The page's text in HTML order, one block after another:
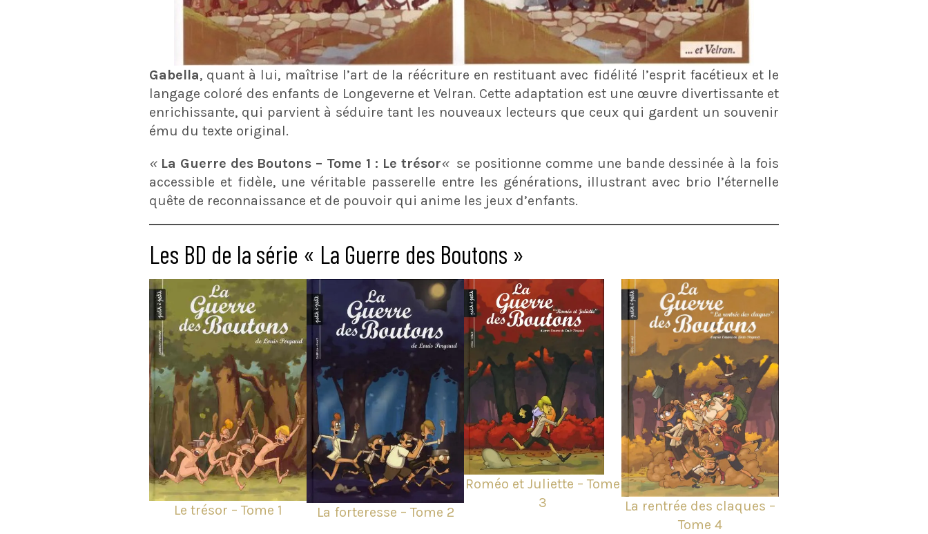
Gabella, quant à lui, maîtrise l’art de la réécriture en restituant avec fidélité l’esprit facétieux et le
langage coloré des enfants de Longeverne et Velran. Cette adaptation est une œuvre divertissante et
enrichissante, qui parvient à séduire tant les nouveaux lecteurs que ceux qui gardent un souvenir
ému du texte original.
« La Guerre des Boutons – Tome 1 : Le trésor« se positionne comme une bande dessinée à la fois
accessible et fidèle, une véritable passerelle entre les générations, illustrant avec brio l’éternelle
quête de reconnaissance et de pouvoir qui anime les jeux d’enfants.
Les BD de la série « La Guerre des Boutons »
Le trésor – Tome 1 La forteresse – Tome 2
Roméo et Juliette – Tome
3
La rentrée des claques –
Tome 4